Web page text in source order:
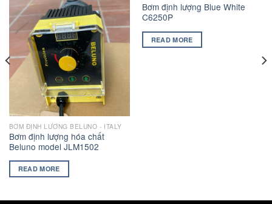
BƠM ĐỊNH LƯƠNG BELUNO - ITALY
Bơm định lượng hóa chất
Beluno model JLM1502
READ MORE
Bơm định lượng Blue White
C6250P
READ MORE